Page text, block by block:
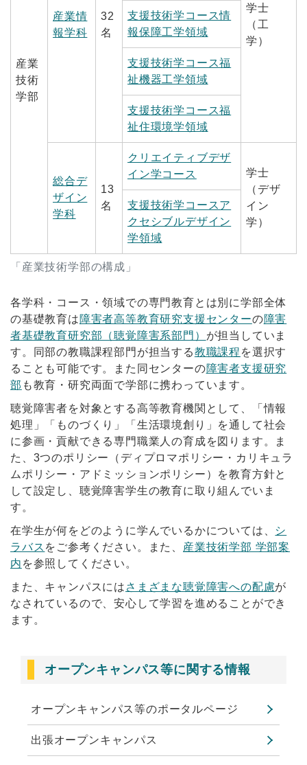
「産業技術学部の構成」
産業
技術
学部
産業情
報学科
32
名
学士
（工
学）
支援技術学コース情
報保障工学領域
支援技術学コース福
祉機器工学領域
支援技術学コース福
祉住環境学領域
総合デ
ザイン
学科
13
名
クリエイティブデザ
イン学コース
学士
（デザ
イン
学）
支援技術学コースア
クセシブルデザイン
学領域
各学科・コース・領域での専門教育とは別に学部全体
の基礎教育は障害者高等教育研究支援センターの障害
者基礎教育研究部（聴覚障害系部門） が担当していま
す。同部の教職課程部門が担当する教職課程 を選択す
ることも可能です。また同センターの障害者支援研究
部 も教育・研究両面で学部に携わっています。
聴覚障害者を対象とする高等教育機関として、「情報
処理」「ものづくり」「生活環境創り」を通して社会
に参画・貢献できる専門職業人の育成を図ります。ま
た、3つのポリシー（ディプロマポリシー・カリキュラ
ムポリシー・アドミッションポリシー）を教育方針と
して設定し、聴覚障害学生の教育に取り組んでいま
す。
在学生が何をどのように学んでいるかについては、 シ
ラバス をご参考ください。また、 産業技術学部 学部案
内 を参照してください。
また、キャンパスには さまざまな聴覚障害への配慮が
なされているので、安心して学習を進めることができ
ます。
オープンキャンパス等に関する情報
オープンキャンパス等のポータルページ
出張オープンキャンパス